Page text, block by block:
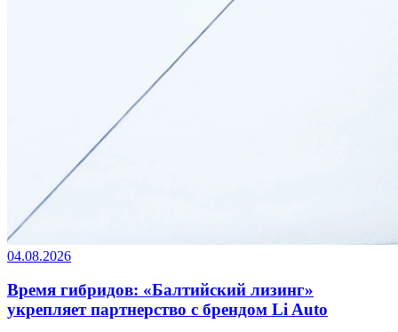
04.08.2026
Время гибридов: «Балтийский лизинг»
укрепляет партнерство с брендом Li Auto